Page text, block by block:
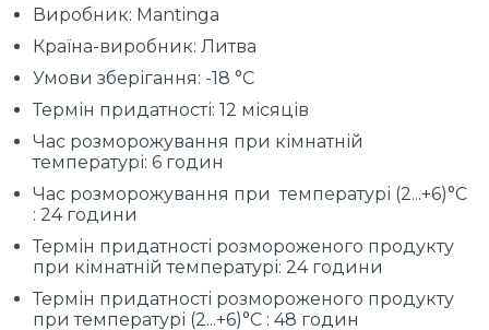
Виробник: Mantinga
Країна-виробник: Литва
Умови зберігання: -18 °C
Термін придатності: 12 місяців
Час розморожування при кімнатній
температурі: 6 годин
Час розморожування при температурі (2...+6)°C
: 24 години
Термін придатності розмороженого продукту
при кімнатній температурі: 24 години
Термін придатності розмороженого продукту
при температурі (2...+6)°C : 48 годин